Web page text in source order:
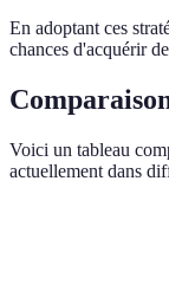
En adoptant ces
chances d'acquérir
Voici un tableau
actuellement dans